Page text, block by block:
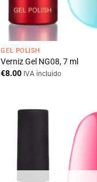
GEL POLISH
Verniz Gel NG08, 7 ml
€8.00 IVA incluido